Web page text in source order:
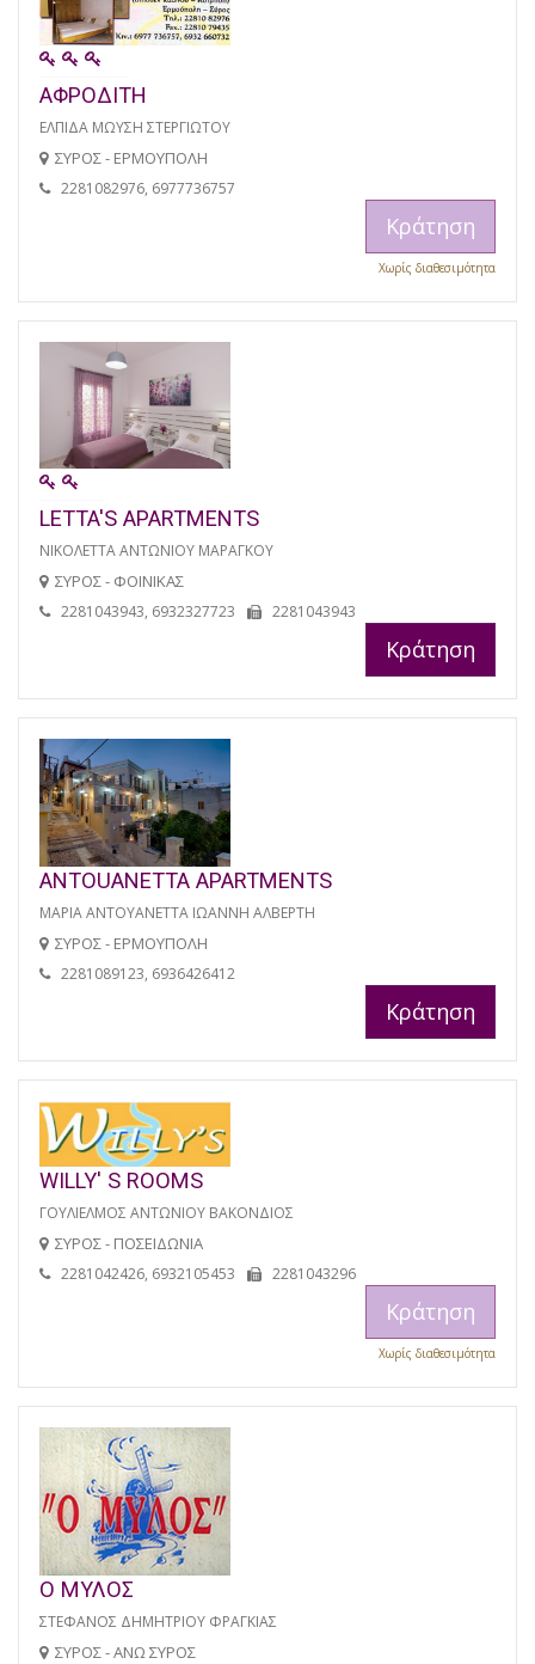
ΑΦΡΟΔΙΤΗ
ΕΛΠΙΔΑ ΜΩΥΣΗ ΣΤΕΡΓΙΩΤΟΥ
ΣΥΡΟΣ - ΕΡΜΟΥΠΟΛΗ
2281082976, 6977736757
Κράτηση
Χωρίς διαθεσιμότητα
LETTA'S APARTMENTS
ΝΙΚΟΛΕΤΤΑ ΑΝΤΩΝΙΟΥ ΜΑΡΑΓΚΟΥ
ΣΥΡΟΣ - ΦΟΙΝΙΚΑΣ
2281043943, 6932327723 2281043943
Κράτηση
ANTOUANETTA APARTMENTS
ΜΑΡΙΑ ΑΝΤΟΥΑΝΕΤΤΑ ΙΩΑΝΝΗ ΑΛΒΕΡΤΗ
ΣΥΡΟΣ - ΕΡΜΟΥΠΟΛΗ
2281089123, 6936426412
Κράτηση
WILLY' S ROOMS
ΓΟΥΛΙΕΛΜΟΣ ΑΝΤΩΝΙΟΥ ΒΑΚΟΝΔΙΟΣ
ΣΥΡΟΣ - ΠΟΣΕΙΔΩΝΙΑ
2281042426, 6932105453 2281043296
Κράτηση
Χωρίς διαθεσιμότητα
Ο ΜΥΛΟΣ
ΣΤΕΦΑΝΟΣ ΔΗΜΗΤΡΙΟΥ ΦΡΑΓΚΙΑΣ
ΣΥΡΟΣ - ΑΝΩ ΣΥΡΟΣ